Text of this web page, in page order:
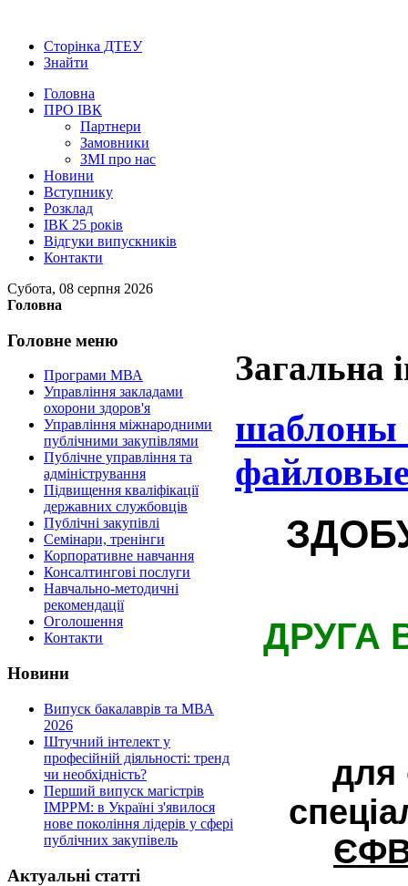
Сторінка ДТЕУ
Знайти
Головна
ПРО ІВК
Партнери
Замовники
ЗМІ про нас
Новини
Вступнику
Розклад
ІВК 25 років
Відгуки випускників
Контакти
Субота, 08 серпня 2026
Головна
Загальна
шаблоны
ДРУГА
для
Головне меню
Програми МВА
Управління закладами
охорони здоров'я
Управління міжнародними
публічними закупівлями
Публічне управління та
адміністрування
Підвищення кваліфікації
державних службовців
Публічні закупівлі
Семінари, тренінги
Корпоративне навчання
Консалтингові послуги
Навчально-методичні
рекомендації
Оголошення
Контакти
Новини
Випуск бакалаврів та МВА
2026
Штучний інтелект у
професійній діяльності: тренд
чи необхідність?
Перший випуск магістрів
IMPPM: в Україні з'явилося
нове покоління лідерів у сфері
публічних закупівель
Актуальні статті